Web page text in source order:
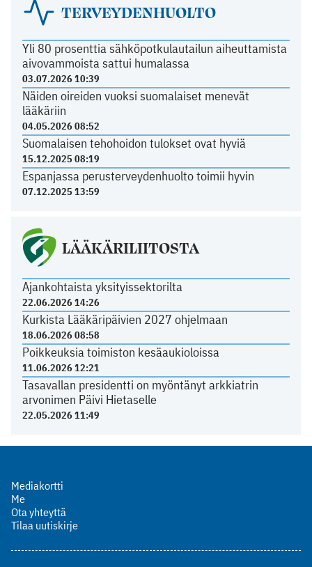
TERVEYDENHUOLTO
Yli 80 prosenttia sähköpotkulautailun aiheuttamista
aivovammoista sattui humalassa
03.07.2026 10:39
Näiden oireiden vuoksi suomalaiset menevät
lääkäriin
04.05.2026 08:52
Suomalaisen tehohoidon tulokset ovat hyviä
15.12.2025 08:19
Espanjassa perusterveydenhuolto toimii hyvin
07.12.2025 13:59
LÄÄKÄRILIITOSTA
Ajankohtaista yksityissektorilta
22.06.2026 14:26
Kurkista Lääkäripäivien 2027 ohjelmaan
18.06.2026 08:58
Poikkeuksia toimiston kesäaukioloissa
11.06.2026 12:21
Tasavallan presidentti on myöntänyt arkkiatrin
arvonimen Päivi Hietaselle
22.05.2026 11:49
Mediakortti
Me
Ota yhteyttä
Tilaa uutiskirje